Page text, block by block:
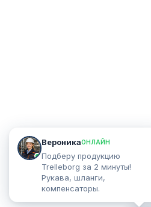
ВероникаОНЛАЙН
Подберу продукцию
Trelleborg за 2 минуты!
Рукава, шланги,
компенсаторы.